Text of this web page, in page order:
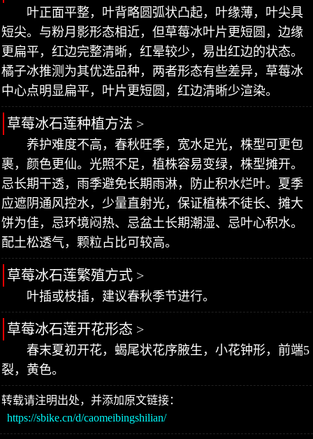
叶正面平整，叶背略圆弧状凸起，叶缘薄，叶尖具
短尖。与粉月影形态相近，但草莓冰叶片更短圆，边缘
更扁平，红边完整清晰，红晕较少，易出红边的状态。
橘子冰推测为其优选品种，两者形态有些差异，草莓冰
中心点明显扁平，叶片更短圆，红边清晰少渲染。
草莓冰石莲种植方法 >
养护难度不高，春秋旺季，宽水足光，株型可更包
裹，颜色更仙。光照不足，植株容易变绿，株型摊开。
忌长期干透，雨季避免长期雨淋，防止积水烂叶。夏季
应遮阴通风控水，少量直射光，保证植株不徒长、摊大
饼为佳，忌环境闷热、忌盆土长期潮湿、忌叶心积水。
配土松透气，颗粒占比可较高。
草莓冰石莲繁殖方式 >
叶插或枝插，建议春秋季节进行。
草莓冰石莲开花形态 >
春末夏初开花，蝎尾状花序腋生，小花钟形，前端5
裂，黄色。
转载请注明出处，并添加原文链接：
https://sbike.cn/d/caomeibingshilian/